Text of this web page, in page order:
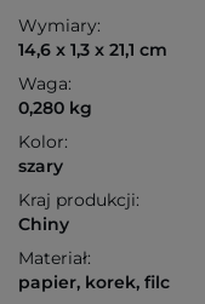
Wymiary:
14,6 x 1,3 x 21,1 cm
Waga:
0,280 kg
Kolor:
szary
Kraj produkcji:
Chiny
Materiał:
papier, korek, filc